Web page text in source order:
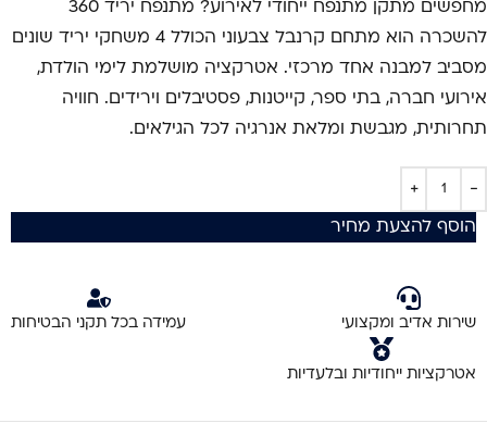
מחפשים מתקן מתנפח ייחודי לאירוע? מתנפח יריד 360
להשכרה הוא מתחם קרנבל צבעוני הכולל 4 משחקי יריד שונים
מסביב למבנה אחד מרכזי. אטרקציה מושלמת לימי הולדת,
אירועי חברה, בתי ספר, קייטנות, פסטיבלים וירידים. חוויה
תחרותית, מגבשת ומלאת אנרגיה לכל הגילאים.
הוסף להצעת מחיר
שירות אדיב ומקצועי עמידה בכל תקני הבטיחות
אטרקציות ייחודיות ובלעדיות